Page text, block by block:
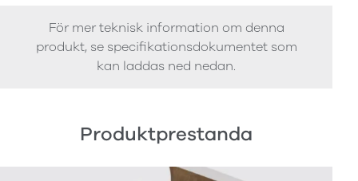
För mer teknisk information om denna
produkt, se specifikationsdokumentet som
kan laddas ned nedan.
Produktprestanda